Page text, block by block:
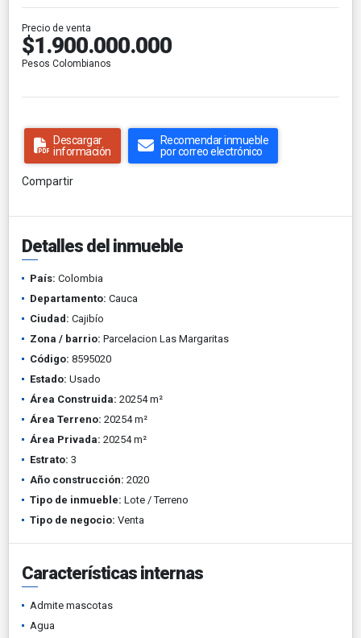
Precio de venta
$1.900.000.000
Pesos Colombianos
Descargar
información
Recomendar inmueble
por correo electrónico
Compartir
Detalles del inmueble
País: Colombia
Departamento: Cauca
Ciudad: Cajibío
Zona / barrio: Parcelacion Las Margaritas
Código: 8595020
Estado: Usado
Área Construida: 20254 m²
Área Terreno: 20254 m²
Área Privada: 20254 m²
Estrato: 3
Año construcción: 2020
Tipo de inmueble: Lote / Terreno
Tipo de negocio: Venta
Características internas
Admite mascotas
Agua